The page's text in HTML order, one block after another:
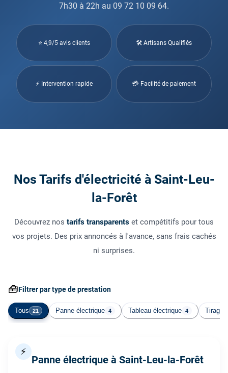
7h30 à 22h au 09 72 10 09 64.
⭐ 4,9/5 avis clients 🛠 Artisans Qualifiés
⚡ Intervention rapide 💳 Facilité de paiement
Nos Tarifs d'électricité à Saint-Leu-
la-Forêt
Découvrez nos tarifs transparents et compétitifs pour tous
vos projets. Des prix annoncés à l'avance, sans frais cachés
ni surprises.
🧰Filtrer par type de prestation
Tous 21 Panne électrique 4 Tableau électrique 4 Tirage
⚡
Panne électrique à Saint-Leu-la-Forêt